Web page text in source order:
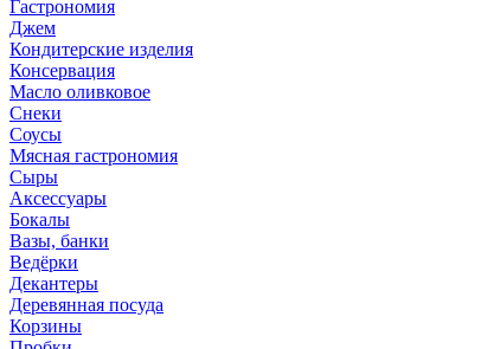
Гастрономия
Джем
Кондитерские изделия
Консервация
Масло оливковое
Снеки
Соусы
Мясная гастрономия
Сыры
Аксессуары
Бокалы
Вазы, банки
Ведёрки
Декантеры
Деревянная посуда
Корзины